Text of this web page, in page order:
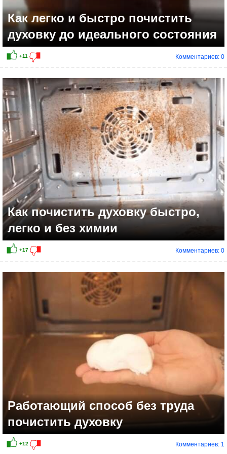
+11
Как легко и быстро почистить
духовку до идеального состояния
Комментариев: 0
Как почистить духовку быстро,
легко и без химии
Комментариев: 0
Работающий способ без труда
почистить духовку
Комментариев: 1